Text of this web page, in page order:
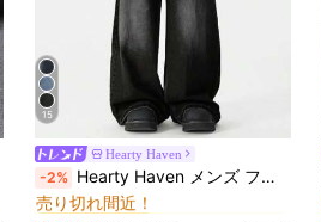
15
Hearty Haven
-2% Hearty Haven メンズ ファッション ルーズ ヴィンテージ レトロ ウォッシュ ワイドレッグ 多用途 デニムジーンズ 1点 (サイズガイドをご参照ください)
#1 ベストセラー
売り切れ間近！
#1 ベストセラー
#1 ベストセラー